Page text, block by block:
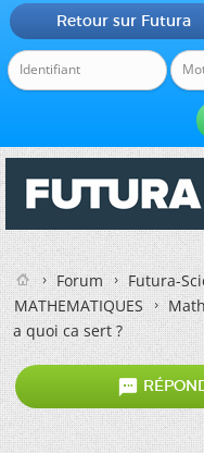
Retour sur Futura
Forum
Futura-
MATHEMATIQUES
a quoi ca sert ?
